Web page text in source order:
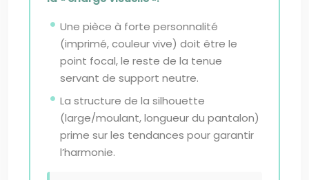
Une pièce à forte personnalité
(imprimé, couleur vive) doit être le
point focal, le reste de la tenue
servant de support neutre.
La structure de la silhouette
(large/moulant, longueur du pantalon)
prime sur les tendances pour garantir
l’harmonie.